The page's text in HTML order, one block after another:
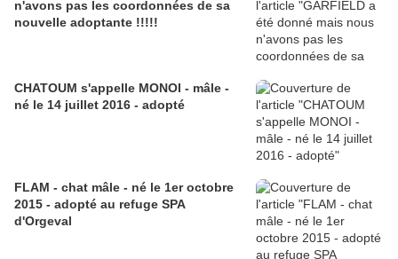
n'avons pas les coordonnées de sa
nouvelle adoptante !!!!!
CHATOUM s'appelle MONOI - mâle -
né le 14 juillet 2016 - adopté
FLAM - chat mâle - né le 1er octobre
2015 - adopté au refuge SPA
d'Orgeval